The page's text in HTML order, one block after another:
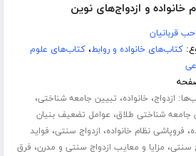
خانواده و ازدواج‌های نوین
قربانیان
کتاب‌های خانواده و روابط،کتاب‌های علوم
ازدواج، خانواده، تبیین جامعه شناختی،
جامعه شناختی طلاق، عوامل تضعیف بنیان
، فروپاشی نظام خانواده، ازدواج سنتی، فواید
سنتی، مزایا و معایب ازدواج سنتی و مدرن، فرق